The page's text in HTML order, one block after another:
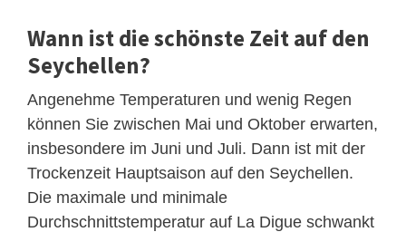
Wann ist die schönste Zeit auf den
Seychellen?
Angenehme Temperaturen und wenig Regen
können Sie zwischen Mai und Oktober erwarten,
insbesondere im Juni und Juli. Dann ist mit der
Trockenzeit Hauptsaison auf den Seychellen.
Die maximale und minimale
Durchschnittstemperatur auf La Digue schwankt